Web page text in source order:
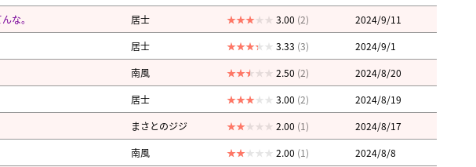
な。 居士 3.00 (2)
2024/9/11
居士 3.33 (3)
2024/9/1
南風 2.50 (2)
2024/8/20
居士 3.00 (2)
2024/8/19
まさとのジジ 2.00 (1)
2024/8/17
南風 2.00 (1)
2024/8/8